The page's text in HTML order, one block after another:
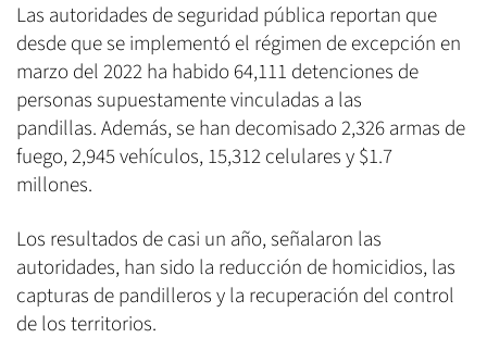
Las autoridades de seguridad pública reportan que
desde que se implementó el régimen de excepción en
marzo del 2022 ha habido 64,111 detenciones de
personas supuestamente vinculadas a las
pandillas. Además, se han decomisado 2,326 armas de
fuego, 2,945 vehículos, 15,312 celulares y $1.7
millones.
Los resultados de casi un año, señalaron las
autoridades, han sido la reducción de homicidios, las
capturas de pandilleros y la recuperación del control
de los territorios.